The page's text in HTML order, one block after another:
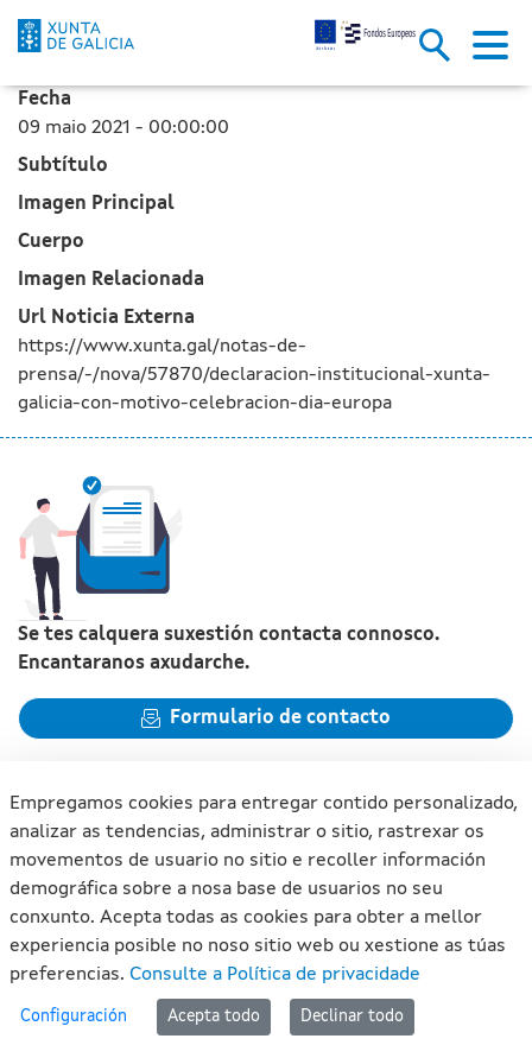
Declaración Institucional da
Skip to Main Content
Fecha
09 maio 2021 - 00:00:00
Subtítulo
Imagen Principal
Cuerpo
Imagen Relacionada
Url Noticia Externa
https://www.xunta.gal/notas-de-
prensa/-/nova/57870/declaracion-institucional-xunta-
galicia-con-motivo-celebracion-dia-europa
Se tes calquera suxestión contacta connosco.
Encantaranos axudarche.
Formulario de contacto
Xunta de Galicia. Información mantida e publicada na internet
pola Xunta de Galicia
Atención á cidadanía
Accesibilidade
Mapa do portal
Empregamos cookies para entregar contido personalizado,
analizar as tendencias, administrar o sitio, rastrexar os
movementos de usuario no sitio e recoller información
demográfica sobre a nosa base de usuarios no seu
conxunto. Acepta todas as cookies para obter a mellor
experiencia posible no noso sitio web ou xestione as túas
preferencias. Consulte a Política de privacidade
Configuración Acepta todo Declinar todo